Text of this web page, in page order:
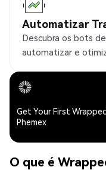
Automatizar
Descubra os bots
automatizar e
Get Your First
Phemex
O que é